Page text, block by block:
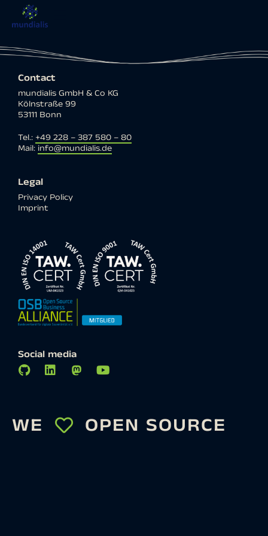
Contact
mundialis GmbH & Co KG
Kölnstraße 99
53111 Bonn
Tel.: +49 228 – 387 580 – 80
Mail: info@mundialis.de
Legal
Privacy Policy
Imprint
Social media
WE OPEN SOURCE